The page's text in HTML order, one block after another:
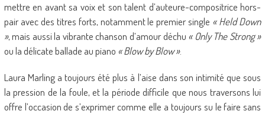
mettre en avant sa voix et son talent d’auteure-compositrice hors-
pair avec des titres forts, notamment le premier single « Held Down
», mais aussi la vibrante chanson d’amour déchu « Only The Strong »
ou la délicate ballade au piano « Blow by Blow ».
Laura Marling a toujours été plus à l’aise dans son intimité que sous
la pression de la foule, et la période difficile que nous traversons lui
offre l’occasion de s’exprimer comme elle a toujours su le faire sans